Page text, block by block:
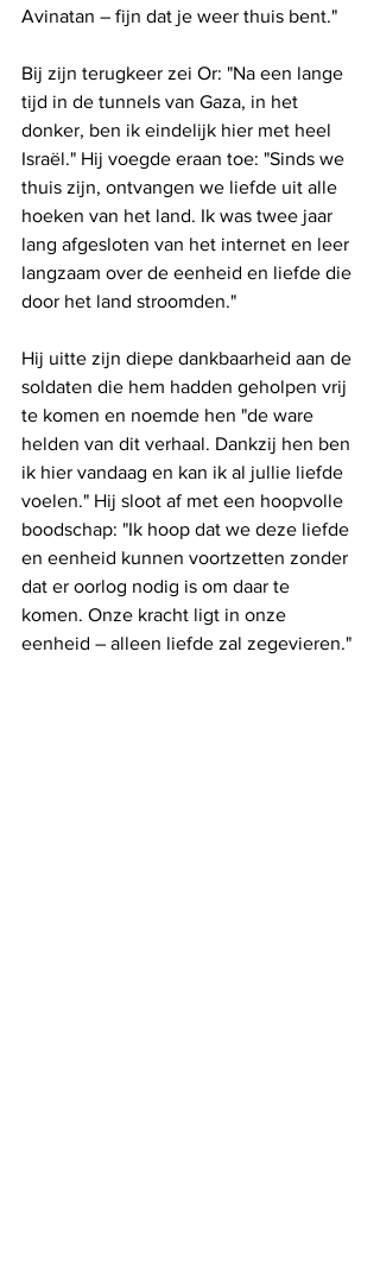
Avinatan – fijn dat je weer thuis bent."
Bij zijn terugkeer zei Or: "Na een lange
tijd in de tunnels van Gaza, in het
donker, ben ik eindelijk hier met heel
Israël." Hij voegde eraan toe: "Sinds we
thuis zijn, ontvangen we liefde uit alle
hoeken van het land. Ik was twee jaar
lang afgesloten van het internet en leer
langzaam over de eenheid en liefde die
door het land stroomden."
Hij uitte zijn diepe dankbaarheid aan de
soldaten die hem hadden geholpen vrij
te komen en noemde hen "de ware
helden van dit verhaal. Dankzij hen ben
ik hier vandaag en kan ik al jullie liefde
voelen." Hij sloot af met een hoopvolle
boodschap: "Ik hoop dat we deze liefde
en eenheid kunnen voortzetten zonder
dat er oorlog nodig is om daar te
komen. Onze kracht ligt in onze
eenheid – alleen liefde zal zegevieren."